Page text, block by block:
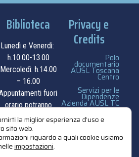
Biblioteca
Lunedì e Venerdì:
h.10.00-13.00
Mercoledì: h.14.00
– 16.00
fuori
orario potranno
essere
concordati su
appuntamento.
Privacy e
Credits
Polo
documentario
AUSL Toscana
Centro
Servizi per le
Dipendenze
Azienda AUSL TC
privacy e cookie
la miglior esperienza d'uso e
sito web.
riguardo a quali cookie usiamo
impostazioni.